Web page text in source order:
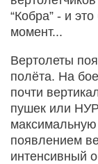
“Кобра” - и
момент...
Вертолеты
полёта. На
почти
пушек или
появлением
интенсивный